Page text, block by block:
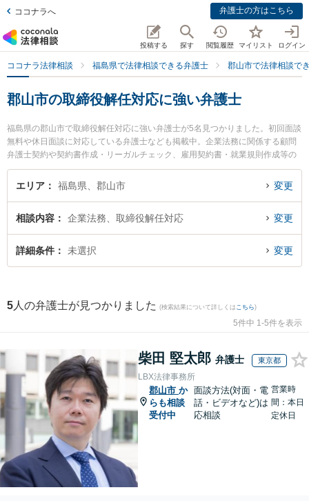
ココナラへ 弁護士の方はこちら
投稿する 探す 閲覧履歴 マイリスト ログイン
ココナラ法律相談 福島県で法律相談できる弁護士 郡山市で法律相談で
郡山市の取締役解任対応に強い弁護士
福島県の郡山市で取締役解任対応に強い弁護士が5名見つかりました。初回面談
無料や休日面談に対応している弁護士なども掲載中。企業法務に関係する顧問
弁護士契約や契約書作成・リーガルチェック、雇用契約書・就業規則作成等の
細かな分野での絞り込み検索もでき便利です。特に令法律事務所の吉田 尚志弁
護士やベリーベスト法律事務所 郡山オフィスの中村 冬人弁護士、弁護士法人葵
任対応のトラブルを今すぐに弁護士に相談したい』『取締役解任対応のトラブ
ル解決の実績豊富な近くの弁護士を検索したい』『初回相談無料で取締役解任
対応を法律相談できる郡山市内の弁護士に相談予約したい』などでお困りの相
エリア 福島県、郡山市 変更
相談内容 企業法務、取締役解任対応 変更
詳細条件 未選択 変更
5 人の弁護士が見つかりました (検索結果について詳しくは こちら)
5件中 1-5件を表示
柴田 堅太郎 弁護士 東京都
LBX法律事務所
郡山市 か
らも相談
受付中
面談方法(対面・電
話・ビデオなど)は
応相談
営業時
間：本日
定休日